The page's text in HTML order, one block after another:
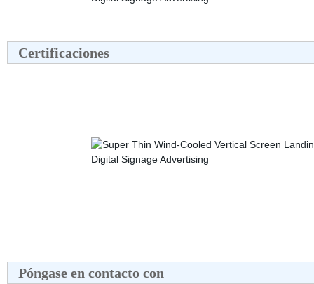
Certificaciones
Póngase en contacto con